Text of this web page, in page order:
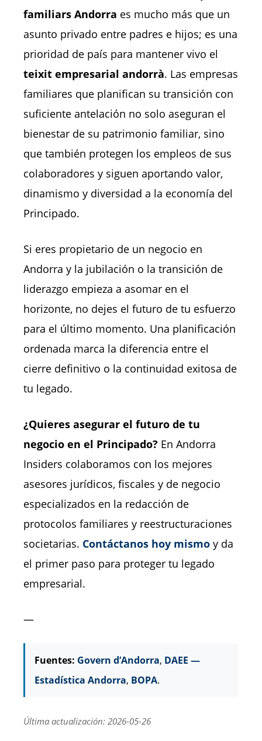
familiars Andorra es mucho más que un
asunto privado entre padres e hijos; es una
prioridad de país para mantener vivo el
teixit empresarial andorrà. Las empresas
familiares que planifican su transición con
suficiente antelación no solo aseguran el
bienestar de su patrimonio familiar, sino
que también protegen los empleos de sus
colaboradores y siguen aportando valor,
dinamismo y diversidad a la economía del
Principado.
Si eres propietario de un negocio en
Andorra y la jubilación o la transición de
liderazgo empieza a asomar en el
horizonte, no dejes el futuro de tu esfuerzo
para el último momento. Una planificación
ordenada marca la diferencia entre el
cierre definitivo o la continuidad exitosa de
tu legado.
¿Quieres asegurar el futuro de tu
negocio en el Principado? En Andorra
Insiders colaboramos con los mejores
asesores jurídicos, fiscales y de negocio
especializados en la redacción de
protocolos familiares y reestructuraciones
societarias. Contáctanos hoy mismo y da
el primer paso para proteger tu legado
empresarial.
—
Fuentes: Govern d’Andorra, DAEE —
Estadística Andorra, BOPA.
Última actualización: 2026-05-26